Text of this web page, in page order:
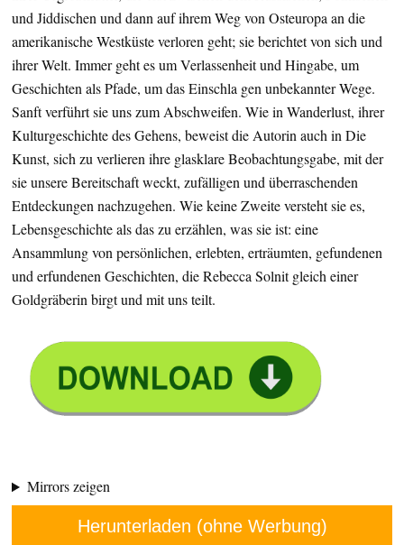
und Jiddischen und dann auf ihrem Weg von Osteuropa an die
amerikanische Westküste verloren geht; sie berichtet von sich und
ihrer Welt. Immer geht es um Verlassenheit und Hingabe, um
Geschichten als Pfade, um das Einschla­ gen unbekannter Wege.
Sanft verführt sie uns zum Abschweifen. Wie in Wanderlust, ihrer
Kulturgeschichte des Gehens, beweist die Autorin auch in Die
Kunst, sich zu verlieren ihre glasklare Beobachtungsgabe, mit der
sie unsere Bereitschaft weckt, zufälligen und überraschenden
Entdeckungen nachzugehen. Wie keine Zweite versteht sie es,
Lebensgeschichte als das zu erzählen, was sie ist: eine
Ansammlung von persönlichen, erlebten, erträum­ten, gefundenen
und erfundenen Geschichten, die Rebecca Solnit gleich einer
Goldgräberin birgt und mit uns teilt.
Mirrors zeigen
Herunterladen (ohne Werbung)